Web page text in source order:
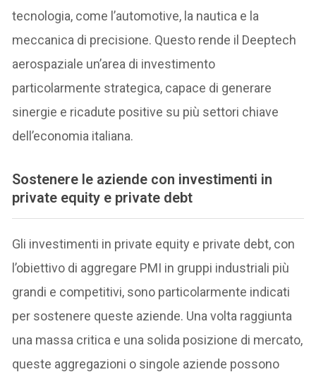
tecnologia, come l’automotive, la nautica e la
meccanica di precisione. Questo rende il Deeptech
aerospaziale un’area di investimento
particolarmente strategica, capace di generare
sinergie e ricadute positive su più settori chiave
dell’economia italiana.
Sostenere le aziende con investimenti in
private equity e private debt
Gli investimenti in private equity e private debt, con
l’obiettivo di aggregare PMI in gruppi industriali più
grandi e competitivi, sono particolarmente indicati
per sostenere queste aziende. Una volta raggiunta
una massa critica e una solida posizione di mercato,
queste aggregazioni o singole aziende possono